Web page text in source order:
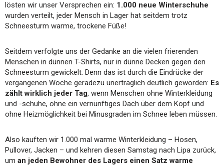
lösten wir unser Versprechen ein: 1.000 neue Winterschuhe
wurden verteilt, jeder Mensch in Lager hat seitdem trotz
Schneesturm warme, trockene Füße!
Seitdem verfolgte uns der Gedanke an die vielen frierenden
Menschen in dünnen T-Shirts, nur in dünne Decken gegen den
Schneesturm gewickelt. Denn das ist durch die Eindrücke der
vergangenen Woche geradezu unerträglich deutlich geworden: Es
zählt wirklich jeder Tag, wenn Menschen ohne Winterkleidung
und -schuhe, ohne ein vernünftiges Dach über dem Kopf und
ohne Heizmöglichkeit bei Minusgraden im Schnee leben müssen.
Also kauften wir 1.000 mal warme Winterkleidung – Hosen,
Pullover, Jacken – und kehren diesen Samstag nach Lipa zurück,
um an jeden Bewohner des Lagers einen Satz warme